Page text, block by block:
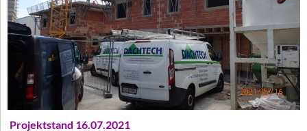
Projektstand 16.07.2021